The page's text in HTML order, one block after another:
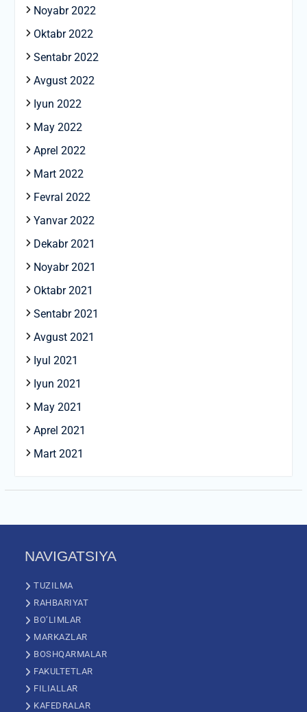
Noyabr 2022
Oktabr 2022
Sentabr 2022
Avgust 2022
Iyun 2022
May 2022
Aprel 2022
Mart 2022
Fevral 2022
Yanvar 2022
Dekabr 2021
Noyabr 2021
Oktabr 2021
Sentabr 2021
Avgust 2021
Iyul 2021
Iyun 2021
May 2021
Aprel 2021
Mart 2021
NAVIGATSIYA
TUZILMA
RAHBARIYAT
BO’LIMLAR
MARKAZLAR
BOSHQARMALAR
FAKULTETLAR
FILIALLAR
KAFEDRALAR